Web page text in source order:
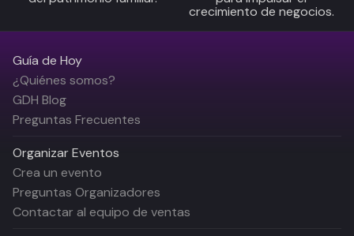
crecimiento de negocios.
Guía de Hoy
¿Quiénes somos?
GDH Blog
Preguntas Frecuentes
Organizar Eventos
Crea un evento
Preguntas Organizadores
Contactar al equipo de ventas